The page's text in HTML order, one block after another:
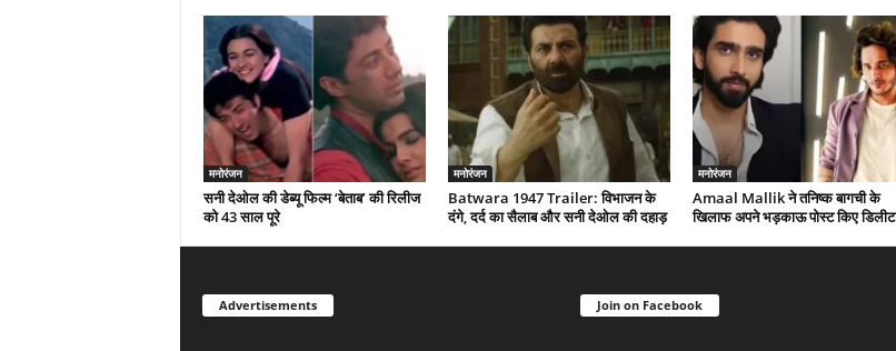
मनोरंजन
सनी देओल की डेब्यू फिल्म ‘बेताब’ की रिलीज
को 43 साल पूरे
मनोरंजन
Batwara 1947 Trailer: विभाजन के
दंगे, दर्द का सैलाब और सनी देओल की दहाड़
मनोरंजन
Amaal Mallik ने तनिष्क बागची के
खिलाफ अपने भड़काऊ पोस्ट किए डिलीट
Advertisements Join on Facebook